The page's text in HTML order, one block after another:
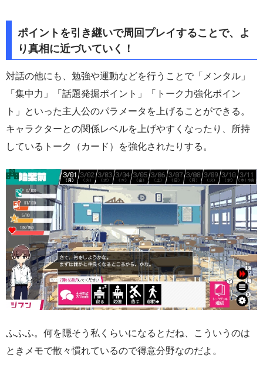
ポイントを引き継いで周回プレイすることで、よ
り真相に近づいていく！
対話の他にも、勉強や運動などを行うことで「メンタル」
「集中力」「話題発掘ポイント」「トーク力強化ポイン
ト」といった主人公のパラメータを上げることができる。
キャラクターとの関係レベルを上げやすくなったり、所持
しているトーク（カード）を強化されたりする。
ふふふ。何を隠そう私くらいになるとだね、こういうのは
ときメモで散々慣れているので得意分野なのだよ。